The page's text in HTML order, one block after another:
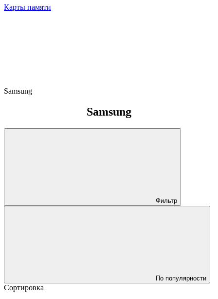
Карты памяти
Samsung
Samsung
Фильтр
По популярности
Сортировка